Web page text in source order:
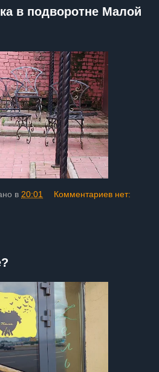
в подворотне Малой
в 20:01 Комментариев нет: